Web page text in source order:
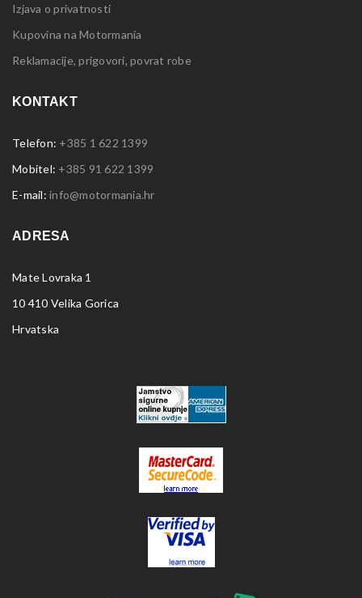
Izjava o privatnosti
Kupovina na Motormania
Reklamacije, prigovori, povrat robe
KONTAKT
Telefon: +385 1 622 1399
Mobitel: +385 91 622 1399
E-mail: info@motormania.hr
ADRESA
Mate Lovraka 1
10 410 Velika Gorica
Hrvatska